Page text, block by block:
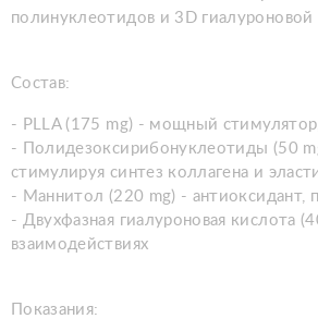
полинуклеотидов и 3D
Состав:
- PLLA (175 mg) - мощный
- Полидезоксирибонуклеотиды (50
стимулируя синтез коллагена и
- Маннитол (220 mg) - антиоксидант,
- Двухфазная гиалуроновая кислота
взаимодействиях
Показания: